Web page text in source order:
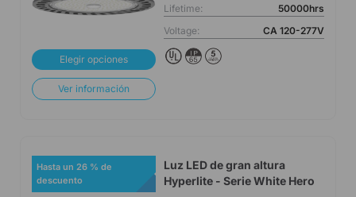
Elegir opciones
Ver información
Lifetime:
50000hrs
Voltage:
CA 120-277V
Hasta un 26 % de
descuento
Luz LED de gran altura
Hyperlite - Serie White Hero